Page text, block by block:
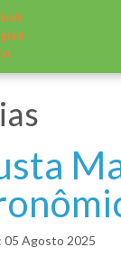
05 Agosto 2025